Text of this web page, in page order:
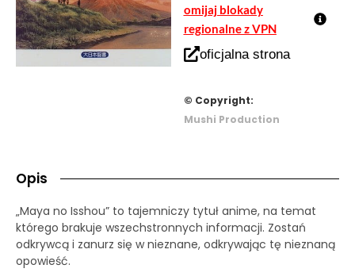
omijaj blokady
regionalne z VPN
oficjalna strona
© Copyright:
Mushi Production
Opis
„Maya no Isshou” to tajemniczy tytuł anime, na temat
którego brakuje wszechstronnych informacji. Zostań
odkrywcą i zanurz się w nieznane, odkrywając tę nieznaną
opowieść.